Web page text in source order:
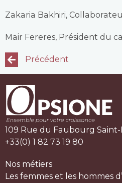
Zakaria Bakhiri,
Mair Fereres, Président du
Précédent
109 Rue du Faubourg
+33(0) 1 82 73 19 80
Nos métiers
Les femmes et les hommes